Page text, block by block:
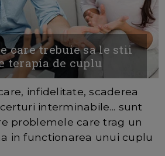
care trebuie sa le stii
terapia de cuplu
infidelitate, scaderea
interminabile... sunt
problemele care trag un
in functionarea unui cuplu